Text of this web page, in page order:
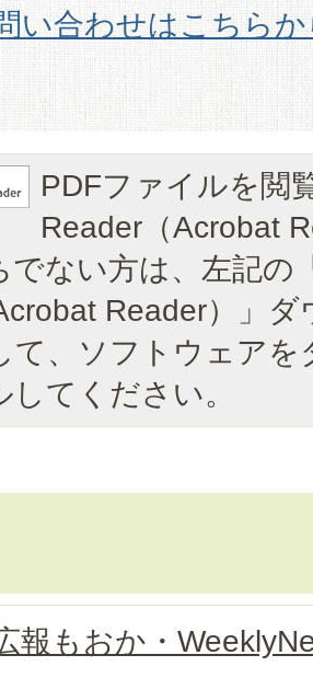
い合わせはこちら
PDFファイルを閲
Reader（Acrobat
でない方は、左記の
Reader）」
て、ソフトウェア
てください。
報もおか・